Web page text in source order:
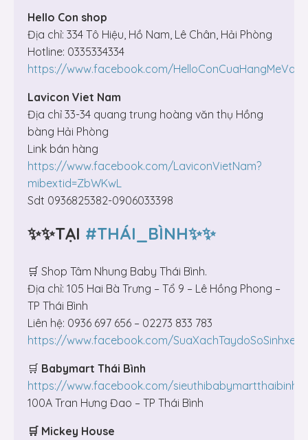
Hello Con shop
Địa chỉ: 334 Tô Hiệu, Hồ Nam, Lê Chân, Hải Phòng
Hotline: 0335334334
https://www.facebook.com/HelloConCuaHangMeVaBe
Lavicon Viet Nam
Địa chỉ 33-34 quang trung hoàng văn thụ Hồng
bàng Hải Phòng
Link bán hàng
https://www.facebook.com/LaviconVietNam?
mibextid=ZbWKwL
Sdt 0936825382-0906033398
✨✨TẠI #THÁI_BÌNH✨✨
🛒 Shop Tâm Nhung Baby Thái Bình.
Địa chỉ: 105 Hai Bà Trưng – Tổ 9 – Lê Hồng Phong –
TP Thái Bình
Liên hệ: 0936 697 656 – 02273 833 783
https://www.facebook.com/
🛒 Babymart Thái Bình
https://www.facebook.com/sieuthibabymartthaibinh
100A Tran Hưng Đao – TP Thái Bình
🛒 Mickey House